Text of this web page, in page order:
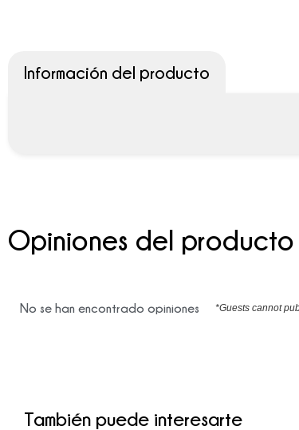
Información del producto
Opiniones del producto
No se han encontrado opiniones *Guests cannot
También puede interesarte